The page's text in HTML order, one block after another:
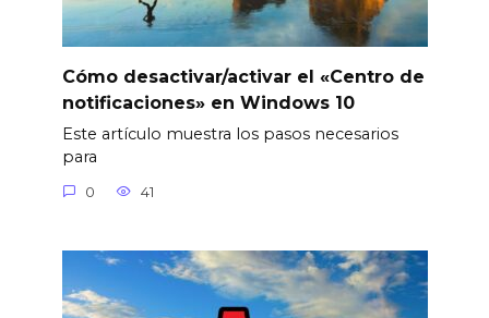
Cómo desactivar/activar el «Centro de
notificaciones» en Windows 10
Este artículo muestra los pasos necesarios
para
0 41